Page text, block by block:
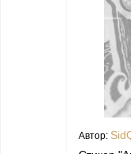
Автор: